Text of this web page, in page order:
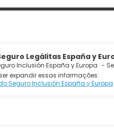
Legálitas España y
Inclusión España y Europa -
expandir essas informações:
Seguro Inclusión España y Europa